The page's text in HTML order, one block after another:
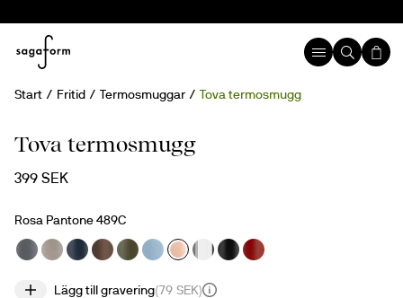
Start Fritid Termosmuggar Tova termosmugg
Tova termosmugg
399 SEK
Rosa Pantone 489C
Lägg till gravering(79 SEK)